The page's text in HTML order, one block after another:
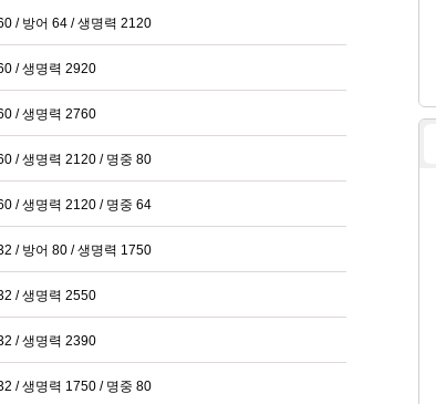
/ 방어 64 / 생명력 2120
/ 생명력 2920
/ 생명력 2760
/ 생명력 2120 / 명중 80
/ 생명력 2120 / 명중 64
/ 방어 80 / 생명력 1750
/ 생명력 2550
/ 생명력 2390
/ 생명력 1750 / 명중 80